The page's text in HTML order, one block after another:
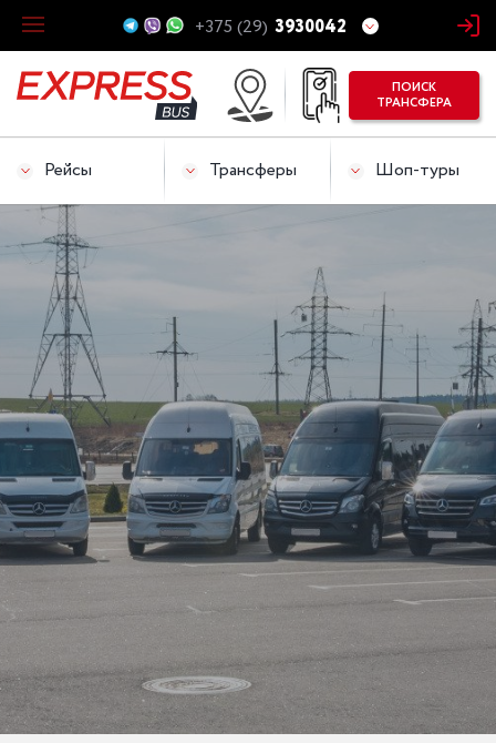
+375 (29) 3930042
ПОИСК
ТРАНСФЕРА
Рейсы Трансферы Шоп-туры